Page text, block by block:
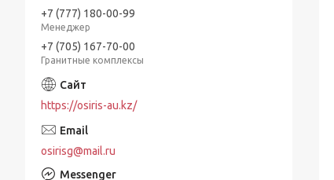
+7 (777) 180-00-99
Менеджер
+7 (705) 167-70-00
Гранитные комплексы
https://osiris-au.kz/
osirisg@mail.ru